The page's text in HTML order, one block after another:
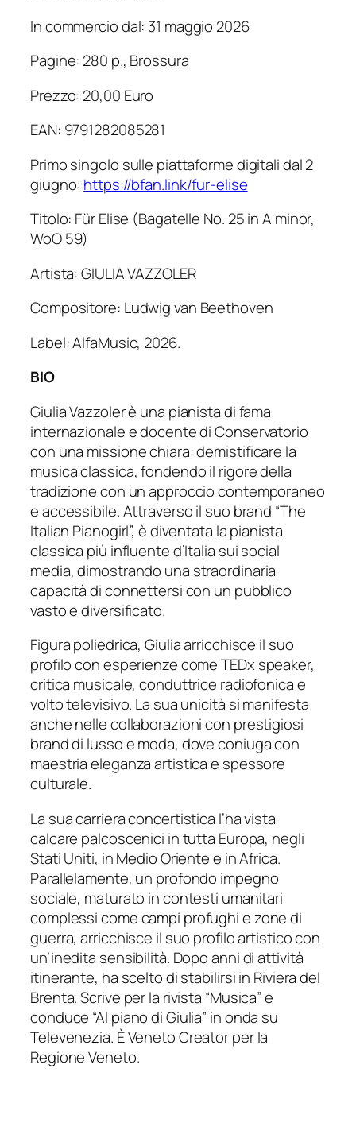
In commercio dal: 31 maggio 2026
Pagine: 280 p., Brossura
Prezzo: 20,00 Euro
EAN: 9791282085281
Primo singolo sulle piattaforme digitali dal 2
giugno: https://bfan.link/fur-elise
Titolo: Für Elise (Bagatelle No. 25 in A minor,
WoO 59)
Artista: GIULIA VAZZOLER
Compositore: Ludwig van Beethoven
Label: AlfaMusic, 2026.
BIO
Giulia Vazzoler è una pianista di fama
internazionale e docente di Conservatorio
con una missione chiara: demistificare la
musica classica, fondendo il rigore della
tradizione con un approccio contemporaneo
e accessibile. Attraverso il suo brand “The
Italian Pianogirl”, è diventata la pianista
classica più influente d’Italia sui social
media, dimostrando una straordinaria
capacità di connettersi con un pubblico
vasto e diversificato.
Figura poliedrica, Giulia arricchisce il suo
profilo con esperienze come TEDx speaker,
critica musicale, conduttrice radiofonica e
volto televisivo. La sua unicità si manifesta
anche nelle collaborazioni con prestigiosi
brand di lusso e moda, dove coniuga con
maestria eleganza artistica e spessore
culturale.
La sua carriera concertistica l’ha vista
calcare palcoscenici in tutta Europa, negli
Stati Uniti, in Medio Oriente e in Africa.
Parallelamente, un profondo impegno
sociale, maturato in contesti umanitari
complessi come campi profughi e zone di
guerra, arricchisce il suo profilo artistico con
un’inedita sensibilità. Dopo anni di attività
itinerante, ha scelto di stabilirsi in Riviera del
Brenta. Scrive per la rivista “Musica” e
conduce “Al piano di Giulia” in onda su
Televenezia. È Veneto Creator per la
Regione Veneto.